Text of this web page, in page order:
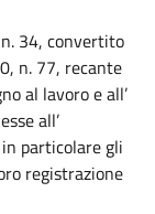
34, convertito
n. 77, recante
al lavoro e all’
all’
particolare gli
registrazione